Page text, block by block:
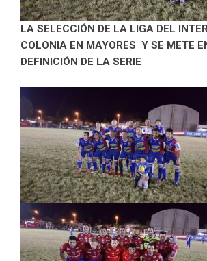
LA SELECCIÓN DE LA LIGA DEL
COLONIA EN MAYORES Y SE METE
DEFINICIÓN DE LA SERIE